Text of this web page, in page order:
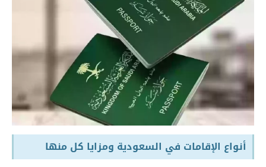
أنواع الإقامات في السعودية ومزايا كل منها